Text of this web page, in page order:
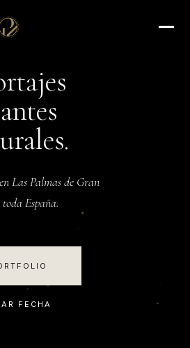
Las Palmas de Gran
España.
FECHA